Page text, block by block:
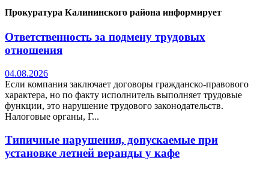
Прокуратура Калининского района информирует
Ответственность за подмену трудовых
отношения
04.08.2026
Если компания заключает договоры гражданско-правового
характера, но по факту исполнитель выполняет трудовые
функции, это нарушение трудового законодательств.
Налоговые органы, Г...
Типичные нарушения, допускаемые при
установке летней веранды у кафе